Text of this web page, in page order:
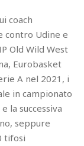
coach
contro Udine e
Old Wild West
Eurobasket
A nel 2021, i
in campionato
la successiva
seppure
tifosi